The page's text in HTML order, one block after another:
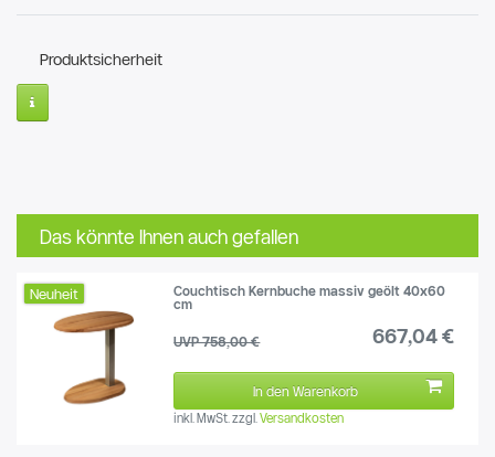
Produktsicherheit
Das könnte Ihnen auch gefallen
Neuheit
Couchtisch Kernbuche massiv geölt 40x60
cm
UVP 758,00 € 667,04 €
In den Warenkorb
inkl. MwSt. zzgl.Versandkosten